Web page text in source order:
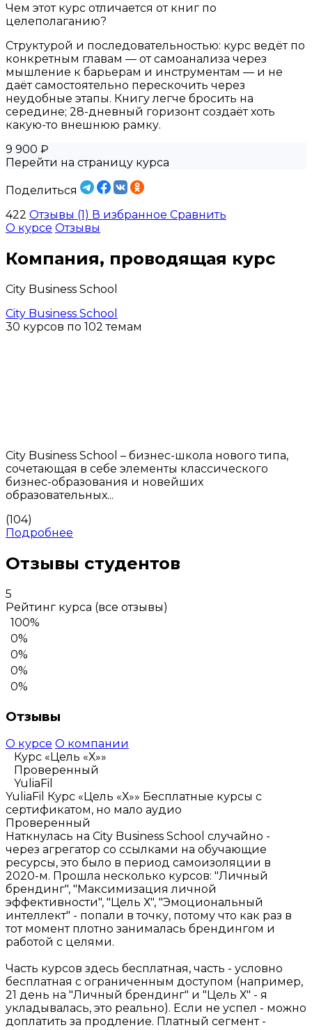
Чем этот курс отличается от книг по
целеполаганию?
Структурой и последовательностью: курс ведёт по
конкретным главам — от самоанализа через
мышление к барьерам и инструментам — и не
даёт самостоятельно перескочить через
неудобные этапы. Книгу легче бросить на
середине; 28-дневный горизонт создаёт хоть
какую-то внешнюю рамку.
9 900 ₽
Перейти на страницу курса
Поделиться
422 Отзывы (1) В избранное Сравнить
О курсе Отзывы
Компания, проводящая курс
City Business School
City Business School
30 курсов по 102 темам
City Business School – бизнес-школа нового типа,
сочетающая в себе элементы классического
бизнес-образования и новейших
образовательных...
(104)
Подробнее
Отзывы студентов
5
Рейтинг курса (все отзывы)
100%
0%
0%
0%
0%
Отзывы
О курсе О компании
Курс «Цель «Х»»
Проверенный
YuliaFil
YuliaFil
Курс «Цель «Х»» Бесплатные курсы с
сертификатом, но мало аудио
Проверенный
Наткнулась на City Business School случайно -
через агрегатор со ссылками на обучающие
ресурсы, это было в период самоизоляции в
2020-м. Прошла несколько курсов: "Личный
брендинг", "Максимизация личной
эффективности", "Цель Х", "Эмоциональный
интеллект" - попали в точку, потому что как раз в
тот момент плотно занималась брендингом и
работой с целями.
Часть курсов здесь бесплатная, часть - условно
бесплатная с ограниченным доступом (например,
21 день на "Личный брендинг" и "Цель Х" - я
укладывалась, это реально). Если не успел - можно
доплатить за продление. Платный сегмент -